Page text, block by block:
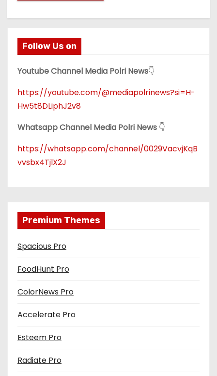
Follow Us on
Youtube Channel Media Polri News👇
https://youtube.com/@mediapolrinews?si=H-
Hw5t8DLiphJ2v8
Whatsapp Channel Media Polri News 👇
https://whatsapp.com/channel/0029VacvjKqB
vvsbx4TjlX2J
Premium Themes
Spacious Pro
FoodHunt Pro
ColorNews Pro
Accelerate Pro
Esteem Pro
Radiate Pro